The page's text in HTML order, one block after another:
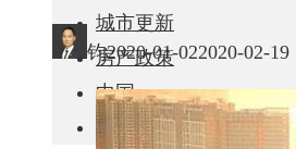
城市更新
房产政策
中国
其他
钧2020-01-022020-02-19